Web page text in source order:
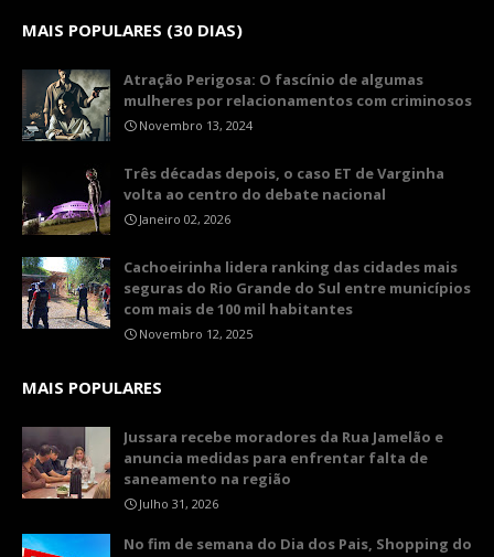
MAIS POPULARES (30 DIAS)
Atração Perigosa: O fascínio de algumas
mulheres por relacionamentos com criminosos
Novembro 13, 2024
Três décadas depois, o caso ET de Varginha
volta ao centro do debate nacional
Janeiro 02, 2026
Cachoeirinha lidera ranking das cidades mais
seguras do Rio Grande do Sul entre municípios
com mais de 100 mil habitantes
Novembro 12, 2025
MAIS POPULARES
Jussara recebe moradores da Rua Jamelão e
anuncia medidas para enfrentar falta de
saneamento na região
Julho 31, 2026
No fim de semana do Dia dos Pais, Shopping do